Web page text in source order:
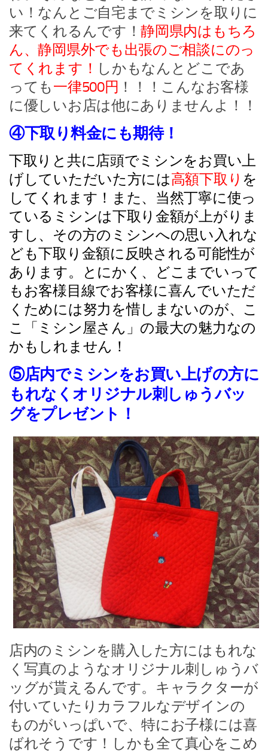
い！なんとご自宅までミシンを取りに
来てくれるんです！静岡県内はもちろ
ん、静岡県外でも出張のご相談にのっ
てくれます！ しかもなんとどこであ
っても 一律500円 ！！！こんなお客様
に優しいお店は他にありませんよ！！
④下取り料金にも期待！
下取りと共に店頭でミシンをお買い上
げしていただいた方には高額下取り を
してくれます！また、当然丁寧に使っ
ているミシンは下取り金額が上がりま
すし、その方のミシンへの思い入れな
ども下取り金額に反映される可能性が
あります。とにかく、どこまでいって
もお客様目線でお客様に喜んでいただ
くためには努力を惜しまないのが、こ
こ「ミシン屋さん」の最大の魅力なの
かもしれません！
⑤店内でミシンをお買い上げの方に
もれなくオリジナル刺しゅうバッ
グをプレゼント！
店内のミシンを購入した方にはもれな
く写真のようなオリジナル刺しゅうバ
ッグが貰えるんです。キャラクターが
付いていたりカラフルなデザインの
ものがいっぱいで、特にお子様には喜
ばれそうです！しかも全て真心をこめ